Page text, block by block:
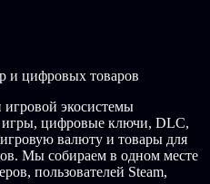
и разнообразьте палитру
предмета можно изменить с
секреты настоящих
игроков:
близко друг к другу:
и цифровых товаров
экосистемы
игры, цифровые ключи, DLC,
валюту и товары для
Мы собираем в одном месте
пользователей Steam,